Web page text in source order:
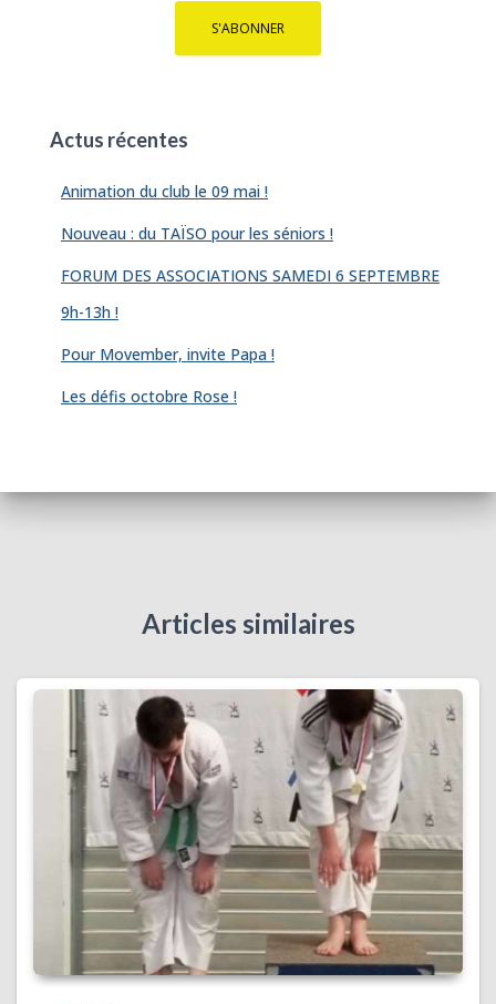
Actus récentes
Animation du club le 09 mai !
Nouveau : du TAÏSO pour les séniors !
FORUM DES ASSOCIATIONS SAMEDI 6 SEPTEMBRE
9h-13h !
Pour Movember, invite Papa !
Les défis octobre Rose !
Articles similaires